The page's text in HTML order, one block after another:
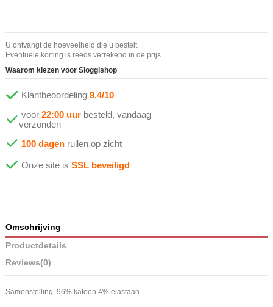
U ontvangt de hoeveelheid die u bestelt.
Eventuele korting is reeds verrekend in de prijs.
Waarom kiezen voor Sloggishop
Klantbeoordeling 9,4/10
voor 22:00 uur besteld, vandaag
verzonden
100 dagen ruilen op zicht
Onze site is SSL beveiligd
Omschrijving
Productdetails
Reviews(0)
Samenstelling: 96% katoen 4% elastaan